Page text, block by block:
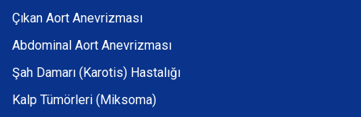
Çıkan Aort Anevrizması
Abdominal Aort Anevrizması
Şah Damarı (Karotis) Hastalığı
Kalp Tümörleri (Miksoma)